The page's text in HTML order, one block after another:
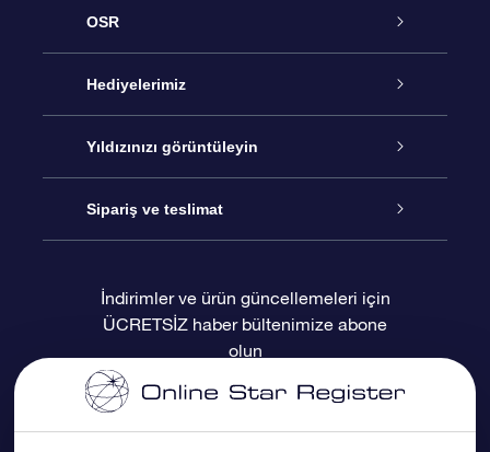
OSR
Hizmet
İletişim
Blogu
Değerlendirmeler
Hediyelerimiz
Çevrimiçi Yıldız Hediyesi
OSR Hediye Paketi
OSR Hediye Kartı
Kurumsal hediyeler
Yıldızınızı görüntüleyin
Star Register
Kişiselleştirilmiş Yıldız Sayfası
Bir Milyon Yıldız
Sipariş ve teslimat
Ödeme bilgileri
Sevkiyat bilgileri
İndirimler ve ürün güncellemeleri için
ÜCRETSİZ haber bültenimize abone
olun